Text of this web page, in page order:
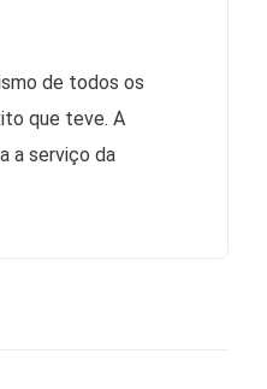
de todos os
que teve. A
a serviço da